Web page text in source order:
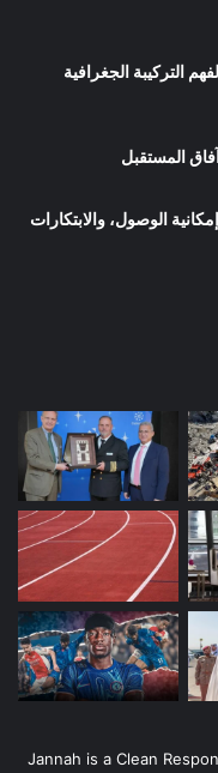
التركيبة الجغرافية
المستقبل
الوصول، والابتكارات
Jannah is a Clean